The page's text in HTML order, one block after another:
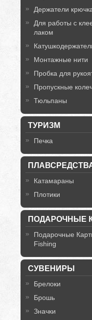
Держатели
Для работы с
лаком
Монтажные нити
Пробка для
Пропускные
Тюльпаны
ТУРИЗМ
Печка
Катамараны
Плотики
ПОДАРОЧНЫЕ
Подарочные
Fishing
СУВЕНИРЫ
Брелоки
Брошь
Значки